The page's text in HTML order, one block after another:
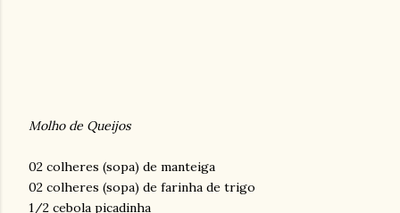
Molho de Queijos
02 colheres (sopa) de manteiga
02 colheres (sopa) de farinha de trigo
1/2 cebola picadinha